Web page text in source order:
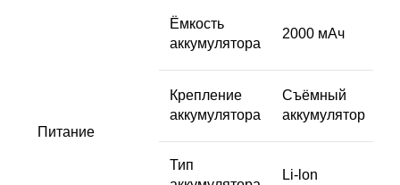
Питание
Ёмкость
аккумулятора
2000 мАч
Крепление
аккумулятора
Съёмный
аккумулятор
Тип
Li-lon